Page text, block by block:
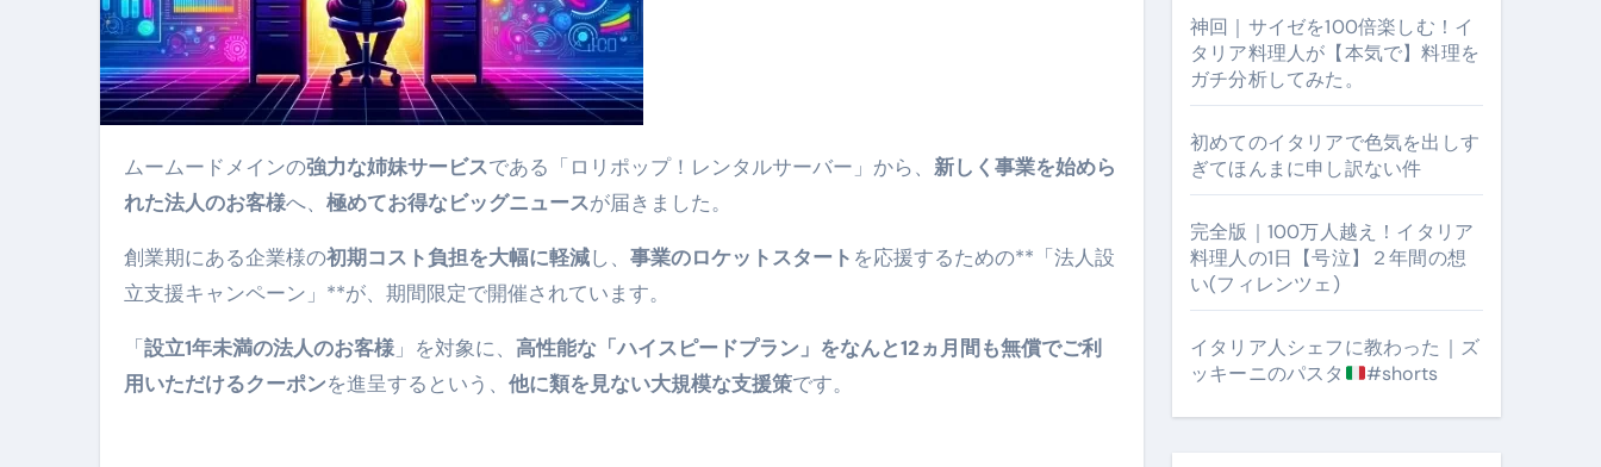
イタリア流
カリカリ羽つきポテト#shorts
イタリア旅行体験談＆オススメスポット｜a domenica! – Podcast #8
本場イタリア観光客の来ない店【ペスト・ジェノベーゼ】が衝撃のうまさ！
【何も言わなくても通じ合う】イタリアンの名店 イルギオットーネの厨房風景｜料理王国 | 【厨房の世界】【イタリアン】【営業風景】
ムームードメインの強力な姉妹サービスである「ロリポップ！レンタルサーバー」から、 新しく事業を始めら
れた法人のお客様へ、 極めてお得なビッグニュースが届きました。
創業期にある企業様の初期コスト負担を大幅に軽減し、 事業のロケットスタート を応援するための**「法人設
立支援キャンペーン」**が、期間限定で開催されています。
「設立1年未満の法人のお客様 」を対象に、 高性能な「ハイスピードプラン」をなんと12ヵ月間も無償でご利
用いただけるクーポンを進呈するという、 他に類を見ない大規模な支援策です。
神回｜サイゼを100倍楽しむ！イ
タリア料理人が【本気で】料理を
ガチ分析してみた。
初めてのイタリアで色気を出しす
ぎてほんまに申し訳ない件
完全版｜100万人越え！イタリア
料理人の1日【号泣】２年間の想
い(フィレンツェ)
イタリア人シェフに教わった｜ズ
ッキーニのパスタ
#shorts